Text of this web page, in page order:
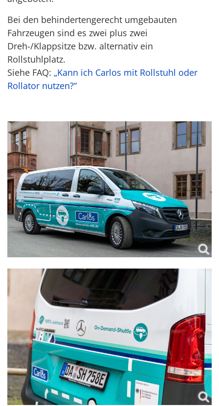
Bei den behindertengerecht umgebauten
Fahrzeugen sind es zwei plus zwei
Dreh-/Klappsitze bzw. alternativ ein
Rollstuhlplatz.
Siehe FAQ: „Kann ich Carlos mit Rollstuhl oder
Rollator nutzen?“